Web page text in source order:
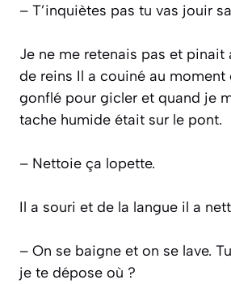
– T’inquiètes pas tu vas jouir
Je ne me retenais pas et pinait
de reins Il a couiné au moment
gonflé pour gicler et quand je
tache humide était sur le pont.
– Nettoie ça lopette.
Il a souri et de la langue il a
– On se baigne et on se lave.
je te dépose où ?